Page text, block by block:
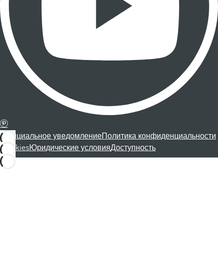
Официальное уведомлениеПолитика конфиденциальности
CookiesЮридические условияДоступность